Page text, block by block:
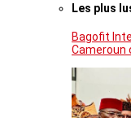
Les plus
Bagofit
Cameroun